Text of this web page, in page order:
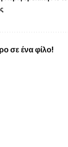
σε ένα φίλο!